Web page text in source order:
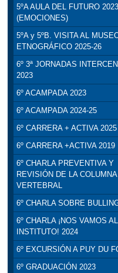
5ºA AULA DEL FUTURO
(EMOCIONES)
5ºA y 5ºB. VISITA AL
ETNOGRÁFICO 2025-26
6º 3ª JORNADAS
2023
6º ACAMPADA 2023
6º ACAMPADA 2024-25
6º CARRERA + ACTIVA 2025
6º CARRERA +ACTIVA 2019
6º CHARLA PREVENTIVA Y
REVISIÓN DE LA COLUMNA
VERTEBRAL
6º CHARLA SOBRE
6º CHARLA ¡NOS VAMOS AL
INSTITUTO! 2024
6º EXCURSIÓN A PUY DU
6º GRADUACIÓN 2023